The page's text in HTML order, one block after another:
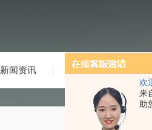
欢
来
助
新闻资讯 技术文章